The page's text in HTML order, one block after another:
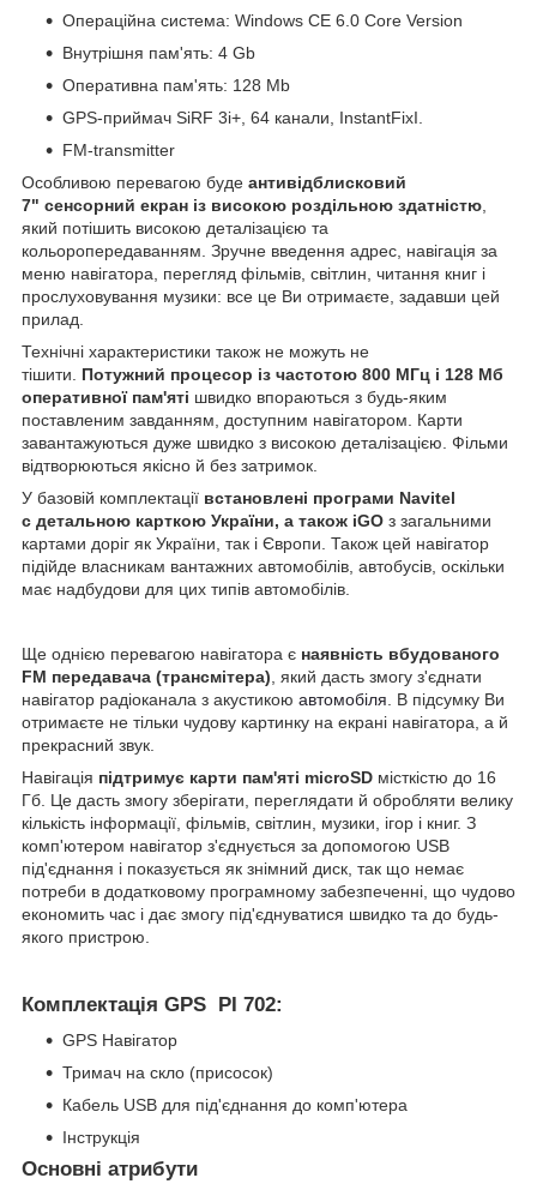
Операційна система: Windows CE 6.0 Core Version
Внутрішня пам'ять: 4 Gb
Оперативна пам'ять: 128 Mb
GPS-приймач SiRF 3i+, 64 канали, InstantFixI.
FM-transmitter
Особливою перевагою буде антивідблисковий
7" сенсорний екран із високою роздільною здатністю
який потішить високою деталізацією та
кольоропередаванням. Зручне введення адрес, навігація за
меню навігатора, перегляд фільмів, світлин, читання книг і
прослуховування музики: все це Ви отримаєте, задавши цей
прилад.
Технічні характеристики також не можуть не
тішити. Потужний процесор із частотою 800 МГц і 128 Мб
оперативної пам'яті швидко впораються з будь-яким
поставленим завданням, доступним навігатором. Карти
завантажуються дуже швидко з високою деталізацією. Фільми
відтворюються якісно й без затримок.
У базовій комплектації встановлені програми Navitel
с детальною карткою України, а також iGO з загальними
картами доріг як України, так і Європи. Також цей навігатор
підійде власникам вантажних автомобілів, автобусів, оскільки
має надбудови для цих типів автомобілів.
Ще однією перевагою навігатора є наявність вбудованого
FM передавача (трансмітера) , який дасть змогу з'єднати
навігатор радіоканала з акустикою автомобіля . В підсумку Ви
отримаєте не тільки чудову картинку на екрані навігатора, а й
прекрасний звук.
Навігація підтримує карти пам'яті microSD місткістю до 16
Гб. Це дасть змогу зберігати, переглядати й обробляти велику
кількість інформації, фільмів, світлин, музики, ігор і книг. З
комп'ютером навігатор з'єднується за допомогою USB
під'єднання і показується як знімний диск, так що немає
потреби в додатковому програмному забезпеченні, що чудово
економить час і дає змогу під'єднуватися швидко та до будь-
якого пристрою.
Комплектація GPS PI 702:
GPS Навігатор
Тримач на скло (присосок)
Кабель USB для під'єднання до комп'ютера
Інструкція
Основні атрибути